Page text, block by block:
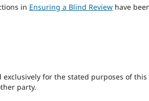
in Ensuring a Blind Review have
for the stated purposes of this
party.